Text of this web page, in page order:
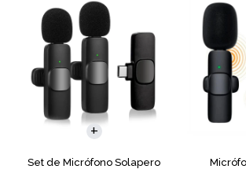
Set de Micrófono Solapero